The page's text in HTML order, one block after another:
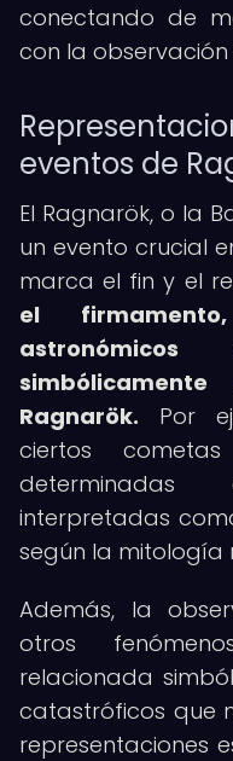
conectando de
con la
eventos de
El Ragnarök, o la
un evento crucial
marca el fin y el
el
Ragnarök. Por
ciertos
interpretadas
según la mitología
Además, la
otros
relacionada
catastróficos que
representaciones